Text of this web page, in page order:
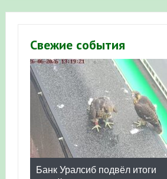
Свежие события
Банк Уралсиб подвёл итоги
Итоги акции «Соловьиные